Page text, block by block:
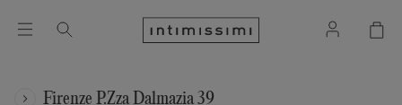
Firenze P.zza Dalmazia 39